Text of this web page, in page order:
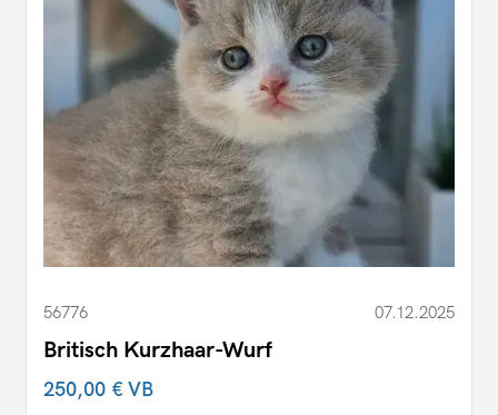
56776 07.12.2025
Britisch Kurzhaar-Wurf
250,00 €VB